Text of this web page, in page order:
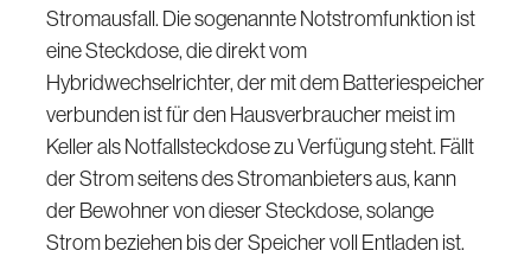
Stromausfall. Die sogenannte Notstromfunktion ist
eine Steckdose, die direkt vom
Hybridwechselrichter, der mit dem Batteriespeicher
verbunden ist für den Hausverbraucher meist im
Keller als Notfallsteckdose zu Verfügung steht. Fällt
der Strom seitens des Stromanbieters aus, kann
der Bewohner von dieser Steckdose, solange
Strom beziehen bis der Speicher voll Entladen ist.